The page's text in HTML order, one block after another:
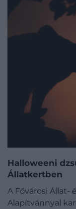
Halloweeni
Állatkertben
A Fővárosi Állat-
Alapítvánnyal